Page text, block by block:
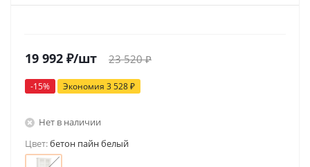
19 992 ₽/шт 23 520₽
-15% Экономия 3 528₽
Нет в наличии
Цвет:бетон пайн белый